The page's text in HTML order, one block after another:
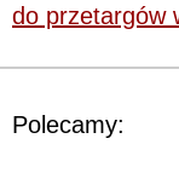
do przetargów
Polecamy: